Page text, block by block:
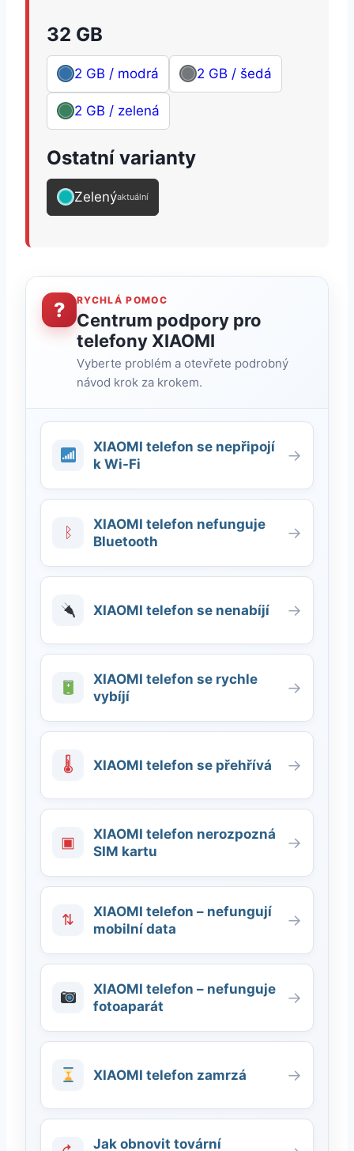
32 GB
2 GB / modrá 2 GB / šedá
2 GB / zelená
Ostatní varianty
Zelenýaktuální
? RYCHLÁ POMOC
Centrum podpory pro
telefony XIAOMI
Vyberte problém a otevřete podrobný
návod krok za krokem.
XIAOMI telefon se nepřipojí
k Wi-Fi
→
ᛒ
XIAOMI telefon nefunguje
Bluetooth
→
XIAOMI telefon se nenabíjí →
XIAOMI telefon se rychle
vybíjí
→
🌡 XIAOMI telefon se přehřívá →
▣
XIAOMI telefon nerozpozná
SIM kartu
→
⇅
XIAOMI telefon – nefungují
mobilní data
→
XIAOMI telefon – nefunguje
fotoaparát
→
XIAOMI telefon zamrzá →
Jak obnovit tovární